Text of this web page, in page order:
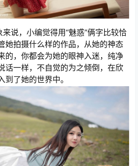
说，小编觉得用“魅惑”俩字比较恰
她拍摄什么样的作品，从她的神态
的，你都会为她的眼神入迷，纯净
话一样，不自觉的为之倾倒，在欣
了她的世界中。